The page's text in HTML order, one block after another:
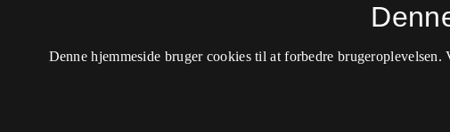
Denne hjemmeside bruger cookies til at forbedre